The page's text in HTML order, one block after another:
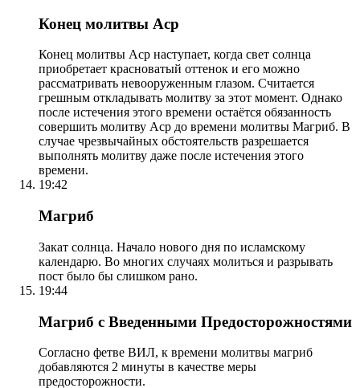
Конец молитвы Аср
Конец молитвы Аср наступает, когда свет солнца
приобретает красноватый оттенок и его можно
рассматривать невооруженным глазом. Считается
грешным откладывать молитву за этот момент. Однако
после истечения этого времени остаётся обязанность
совершить молитву Аср до времени молитвы Магриб. В
случае чрезвычайных обстоятельств разрешается
выполнять молитву даже после истечения этого
времени.
19:42
Магриб
Закат солнца. Начало нового дня по исламскому
календарю. Во многих случаях молиться и разрывать
пост было бы слишком рано.
19:44
Магриб с Введенными Предосторожностями
Согласно фетве ВИЛ, к времени молитвы магриб
добавляются 2 минуты в качестве меры
предосторожности.